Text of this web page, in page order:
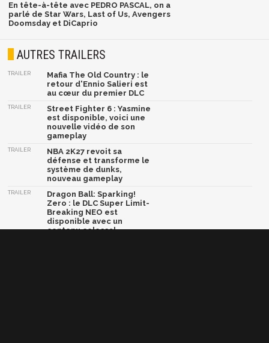
En tête-à-tête avec PEDRO PASCAL, on a
parlé de Star Wars, Last of Us, Avengers
Doomsday et DiCaprio
AUTRES TRAILERS
TRAILER
Mafia The Old Country : le
retour d'Ennio Salieri est
au cœur du premier DLC
TRAILER
Street Fighter 6 : Yasmine
est disponible, voici une
nouvelle vidéo de son
gameplay
TRAILER
NBA 2K27 revoit sa
défense et transforme le
système de dunks,
nouveau gameplay
TRAILER
Dragon Ball: Sparking!
Zero : le DLC Super Limit-
Breaking NEO est
disponible avec un
contenu colossal